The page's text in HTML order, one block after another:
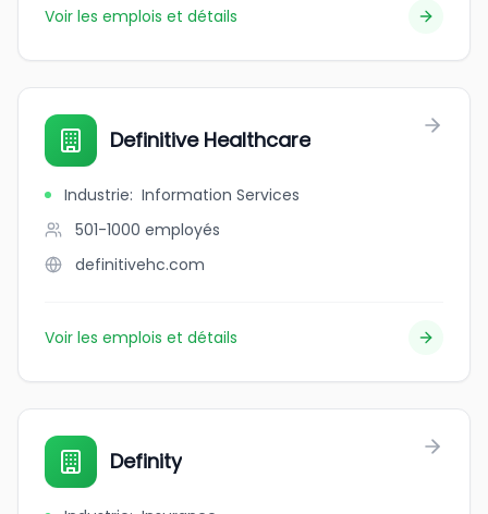
Voir les emplois et détails
Definitive Healthcare
Industrie: Information Services
501-1000 employés
definitivehc.com
Voir les emplois et détails
Definity